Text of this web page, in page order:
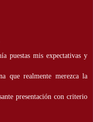
puestas mis expectativas y
que realmente merezca la
presentación con criterio